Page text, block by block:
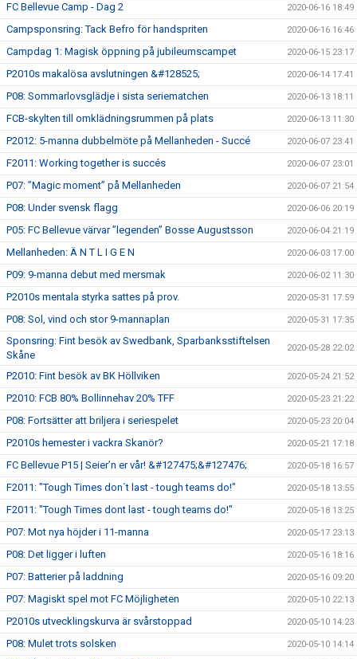
FC Bellevue Camp - Dag 2 2020-06-16 18:49
Campsponsring: Tack Befro för handspriten 2020-06-16 16:46
Campdag 1: Magisk öppning på jubileumscampet 2020-06-15 23:17
P2010s makalösa avslutningen &#128525; 2020-06-14 17:41
P08: Sommarlovsglädje i sista seriematchen 2020-06-13 18:11
FCB-skylten till omklädningsrummen på plats 2020-06-13 11:30
P2012: 5-manna dubbelmöte på Mellanheden - Succé 2020-06-07 23:41
F2011: Working together is succés 2020-06-07 23:01
P07: ”Magic moment” på Mellanheden 2020-06-07 21:54
P08: Under svensk flagg 2020-06-06 20:19
P05: FC Bellevue värvar ”legenden” Bosse Augustsson 2020-06-04 21:19
Mellanheden: Ä N T L I G E N 2020-06-03 17:00
P09: 9-manna debut med mersmak 2020-06-02 11:30
P2010s mentala styrka sattes på prov. 2020-05-31 17:59
P08: Sol, vind och stor 9-mannaplan 2020-05-31 17:35
Sponsring: Fint besök av Swedbank, Sparbanksstiftelsen
Skåne
2020-05-28 22:02
P2010: Fint besök av BK Höllviken 2020-05-24 21:52
P2010: FCB 80% Bollinnehav 20% TFF 2020-05-23 21:22
P08: Fortsätter att briljera i seriespelet 2020-05-23 20:04
P2010s hemester i vackra Skanör? 2020-05-21 17:18
FC Bellevue P15 | Seier’n er vår! &#127475;&#127476; 2020-05-18 16:57
F2011: "Tough Times don´t last - tough teams do!" 2020-05-18 13:55
F2011: "Tough Times dont last - tough teams do!" 2020-05-18 13:25
P07: Mot nya höjder i 11-manna 2020-05-17 23:13
P08: Det ligger i luften 2020-05-16 18:16
P07: Batterier på laddning 2020-05-16 09:20
P07: Magiskt spel mot FC Möjligheten 2020-05-10 22:13
P2010s utvecklingskurva är svårstoppad 2020-05-10 14:23
P08: Mulet trots solsken 2020-05-10 14:14